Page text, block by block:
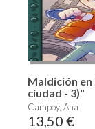
Maldición
ciudad - 3)"
Campoy, Ana
13,50 €